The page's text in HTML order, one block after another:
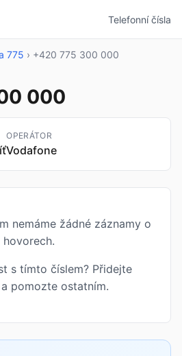
Telefonní čísla
775 › +420 775 300 000
000
OPERÁTOR
Vodafone
nemáme žádné záznamy o
hovorech.
s tímto číslem? Přidejte
pomozte ostatním.